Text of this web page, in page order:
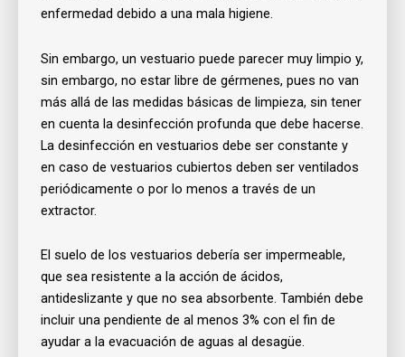
enfermedad debido a una mala higiene.
Sin embargo, un vestuario puede parecer muy limpio y,
sin embargo, no estar libre de gérmenes, pues no van
más allá de las medidas básicas de limpieza, sin tener
en cuenta la desinfección profunda que debe hacerse.
La desinfección en vestuarios debe ser constante y
en caso de vestuarios cubiertos deben ser ventilados
periódicamente o por lo menos a través de un
extractor.
El suelo de los vestuarios debería ser impermeable,
que sea resistente a la acción de ácidos,
antideslizante y que no sea absorbente. También debe
incluir una pendiente de al menos 3% con el fin de
ayudar a la evacuación de aguas al desagüe.